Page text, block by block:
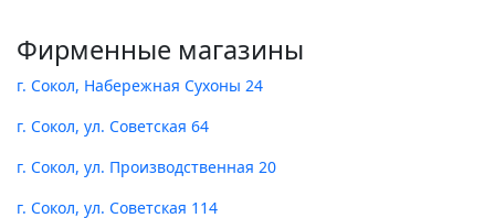
Фирменные магазины
г. Сокол, Набережная Сухоны 24
г. Сокол, ул. Советская 64
г. Сокол, ул. Производственная 20
г. Сокол, ул. Советская 114